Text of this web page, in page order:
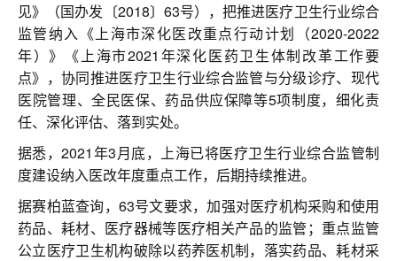
见》（国办发〔2018〕63号），把推进医疗卫生行业综合
监管纳入《上海市深化医改重点行动计划（2020-2022
年）》《上海市2021年深化医药卫生体制改革工作要
点》，协同推进医疗卫生行业综合监管与分级诊疗、现代
医院管理、全民医保、药品供应保障等5项制度，细化责
任、深化评估、落到实处。
据悉，2021年3月底，上海已将医疗卫生行业综合监管制
度建设纳入医改年度重点工作，后期持续推进。
据赛柏蓝查询，63号文要求，加强对医疗机构采购和使用
药品、耗材、医疗器械等医疗相关产品的监管；重点监管
公立医疗卫生机构破除以药养医机制，落实药品、耗材采